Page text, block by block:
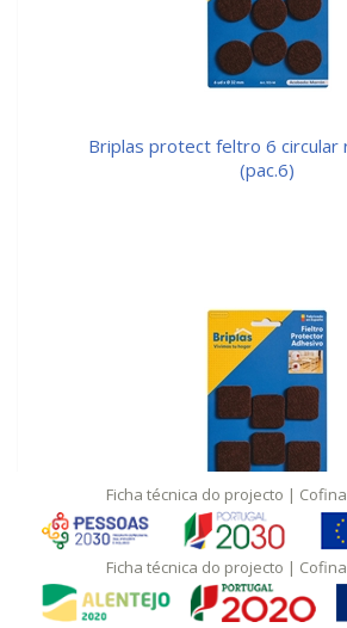
briplas protect feltro 6 circular ref.103 cast.
(pac.6)
briplas protect feltro 6 quadrado ref.106 cast.
(pac.6)
Ficha técnica do projecto |
Ficha técnica do projecto |